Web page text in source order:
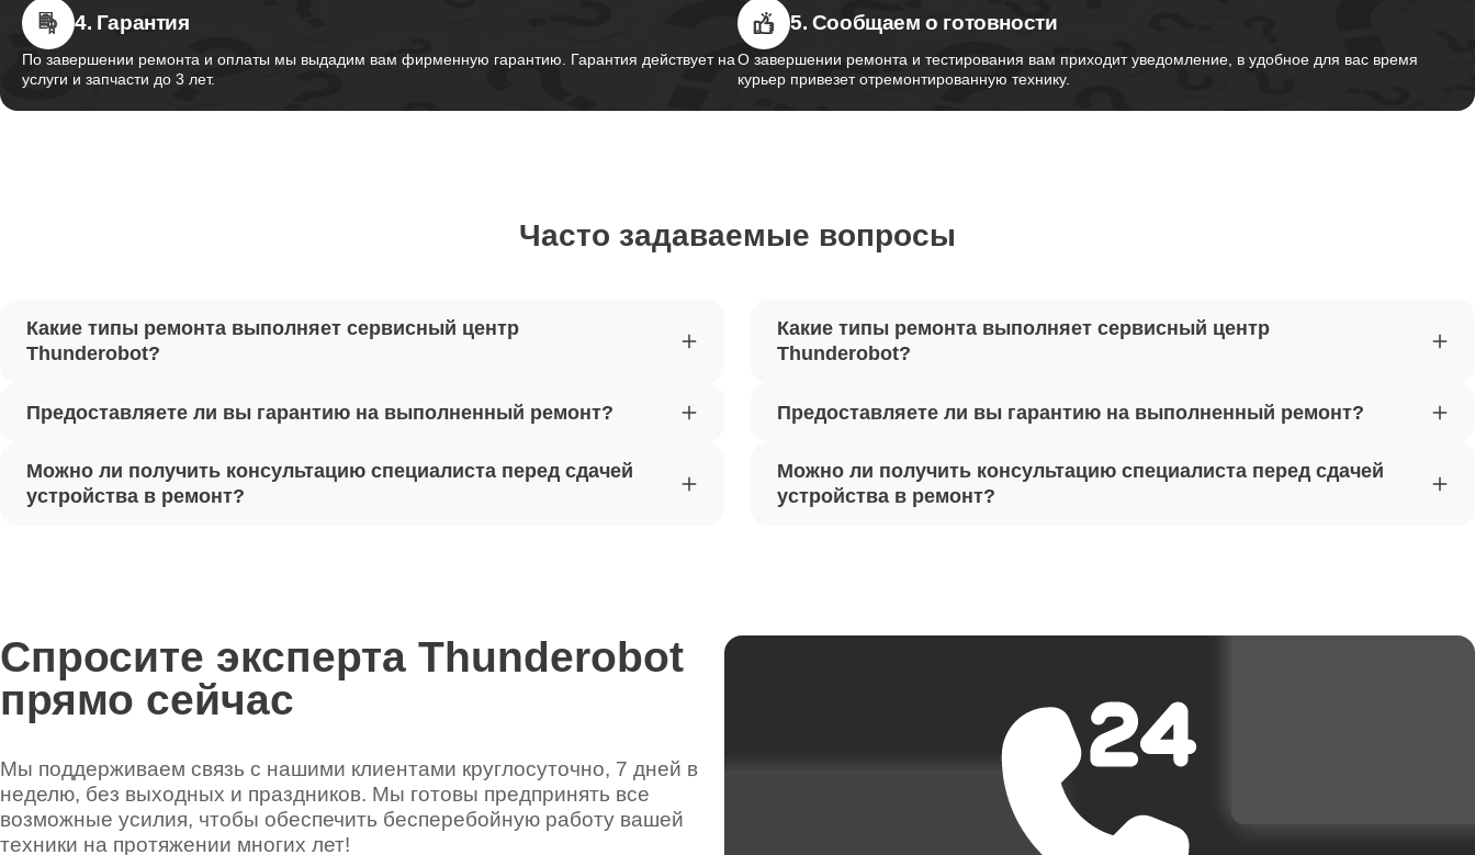
Ремонт контроллера питания ноутбуков
Thunderobot
Настройка Wi-Fi ноутбуков Thunderobot 80
Ремонт петель крышки ноутбуков
Thunderobot
60 от 1045
Ремонт вебкамеры ноутбуков Thunderobot 80 от 1620
Установка драйверов ноутбуков
110
от 3700
Ремонт видеокарты ноутбуков Thunderobot
4. Гарантия
По завершении ремонта и оплаты мы выдадим вам фирменную гарантию. Гарантия действует на
услуги и запчасти до 3 лет.
5. Сообщаем о готовности
О завершении ремонта и тестирования вам приходит уведомление, в удобное для вас время
курьер привезет отремонтированную технику.
Часто задаваемые вопросы
Какие типы ремонта выполняет сервисный центр
Thunderobot?
Предоставляете ли вы гарантию на выполненный ремонт?
Можно ли получить консультацию специалиста перед сдачей
устройства в ремонт?
Какие типы ремонта выполняет сервисный центр
Thunderobot?
Предоставляете ли вы гарантию на выполненный ремонт?
Можно ли получить консультацию специалиста перед сдачей
устройства в ремонт?
Спросите эксперта Thunderobot
прямо сейчас
Мы поддерживаем связь с нашими клиентами круглосуточно, 7 дней в
неделю, без выходных и праздников. Мы готовы предпринять все
возможные усилия, чтобы обеспечить бесперебойную работу вашей
техники на протяжении многих лет!